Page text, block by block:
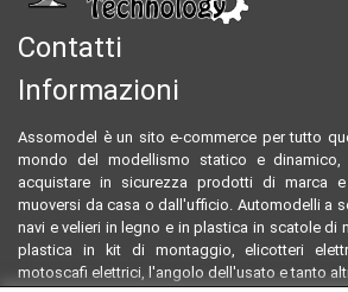
Contatti
Informazioni
Assomodel è un sito e-commerce per tutto
mondo del modellismo statico e
acquistare in sicurezza prodotti di marca
muoversi da casa o dall'ufficio. Automodelli a
navi e velieri in legno e in plastica in scatole di
plastica in kit di montaggio, elicotteri
motoscafi elettrici, l'angolo dell'usato e tanto